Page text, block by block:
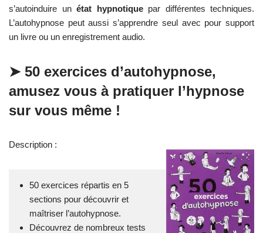
s’autoinduire un état hypnotiquepar différentes techniques.
L’autohypnose peut aussi s’apprendre seul avec pour support
un livre ou un enregistrement audio.
➤ 50 exercices d’autohypnose,
amusez vous à pratiquer l’hypnose
sur vous même !
Description :
50 exercices répartis en 5
sections pour découvrir et
maîtriser l’autohypnose.
Découvrez de nombreux tests